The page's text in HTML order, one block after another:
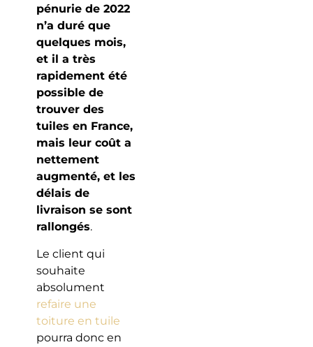
pénurie de 2022
n’a duré que
quelques mois,
et il a très
rapidement été
possible de
trouver des
tuiles en France,
mais leur coût a
nettement
augmenté, et les
délais de
livraison se sont
rallongés.
Le client qui
souhaite
absolument
refaire une
toiture en tuile
pourra donc en